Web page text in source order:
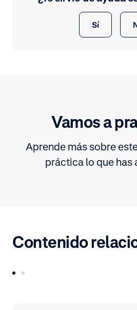
Sí
Vamos a
Aprende más sobre
práctica lo que has
Contenido